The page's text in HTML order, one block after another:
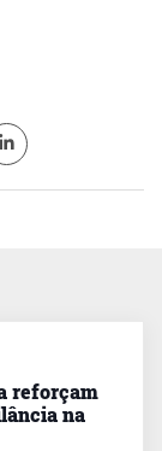
reforçam
na